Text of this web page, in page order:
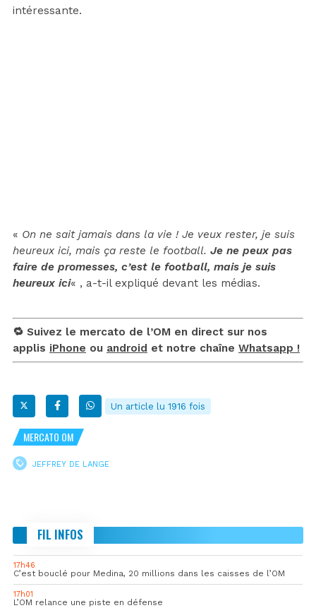
intéressante.
« On ne sait jamais dans la vie ! Je veux rester, je suis
heureux ici, mais ça reste le football. Je ne peux pas
faire de promesses, c’est le football, mais je suis
heureux ici« , a-t-il expliqué devant les médias.
🔁 Suivez le mercato de l’OM en direct sur nos
applis iPhone ou android et notre chaîne Whatsapp !
Un article lu 1916 fois
MERCATO OM
JEFFREY DE LANGE
FIL INFOS
17h46
C’est bouclé pour Medina, 20 millions dans les caisses de l’OM
17h01
L’OM relance une piste en défense